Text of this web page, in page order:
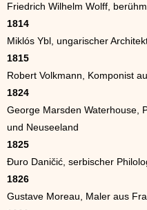
Friedrich Wilhelm Wolff,
1814
Miklós Ybl, ungarischer
1815
Robert Volkmann, Komponist
1824
George Marsden Waterhouse,
und Neuseeland
1825
Đuro Daničić, serbischer
1826
Gustave Moreau, Maler aus